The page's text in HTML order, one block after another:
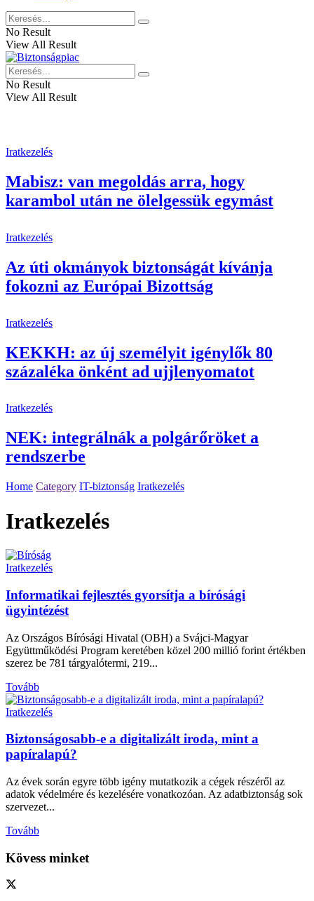
No Result
View All Result
No Result
View All Result
Iratkezelés
Mabisz: van megoldás arra, hogy
karambol után ne ölelgessük egymást
Iratkezelés
Az úti okmányok biztonságát kívánja
fokozni az Európai Bizottság
Iratkezelés
KEKKH: az új személyit igénylők 80
százaléka önként ad ujjlenyomatot
Iratkezelés
NEK: integrálnák a polgárőröket a
rendszerbe
Home Category IT-biztonság Iratkezelés
Iratkezelés
Iratkezelés
Informatikai fejlesztés gyorsítja a bírósági
ügyintézést
Az Országos Bírósági Hivatal (OBH) a Svájci-Magyar
Együttműködési Program keretében közel 200 millió forint értékben
szerez be 781 tárgyalótermi, 219...
TovábbDetails
Iratkezelés
Biztonságosabb-e a digitalizált iroda, mint a
papíralapú?
Az évek során egyre több igény mutatkozik a cégek részéről az
adatok védelmére és kezelésére vonatkozóan. Az adatbiztonság sok
szervezet...
TovábbDetails
Kövess minket